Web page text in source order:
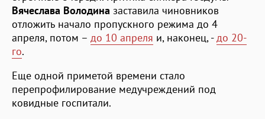
Вячеслава Володина заставила чиновников
отложить начало пропускного режима до 4
апреля, потом – до 10 апреля и, наконец, -до 20-
го.
Еще одной приметой времени стало
перепрофилирование медучреждений под
ковидные госпитали.